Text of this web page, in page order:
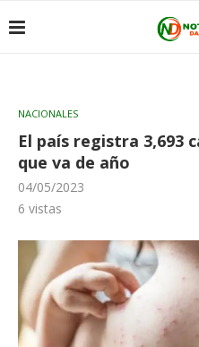
NACIONALES
El país registra 3,693
que va de año
04/05/2023
6 vistas